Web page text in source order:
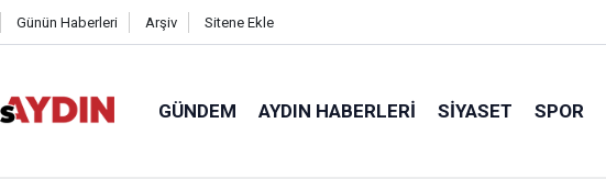
Günün Haberleri Arşiv Sitene Ekle
GÜNDEM AYDIN HABERLERI SIYASET SPOR